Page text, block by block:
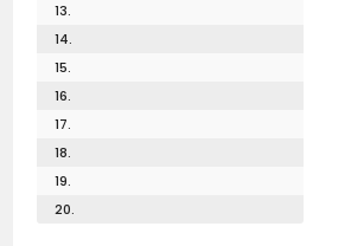
13.
14.
15.
16.
17.
18.
19.
20.